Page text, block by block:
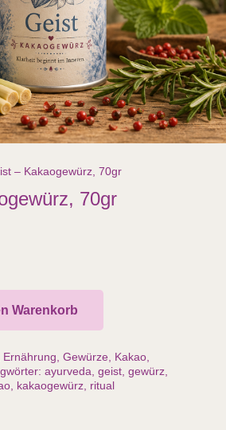
– Kakaogewürz, 70gr
70gr
Warenkorb
Ernährung Gewürze Kakao
ayurveda geist, gewürz,
kakaogewürz ritual